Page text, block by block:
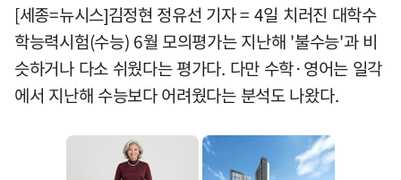
[세종=뉴시스]김정현 정유선 기자 = 4일 치러진 대학수
학능력시험(수능) 6월 모의평가는 지난해 '불수능'과 비
슷하거나 다소 쉬웠다는 평가다. 다만 수학·영어는 일각
에서 지난해 수능보다 어려웠다는 분석도 나왔다.